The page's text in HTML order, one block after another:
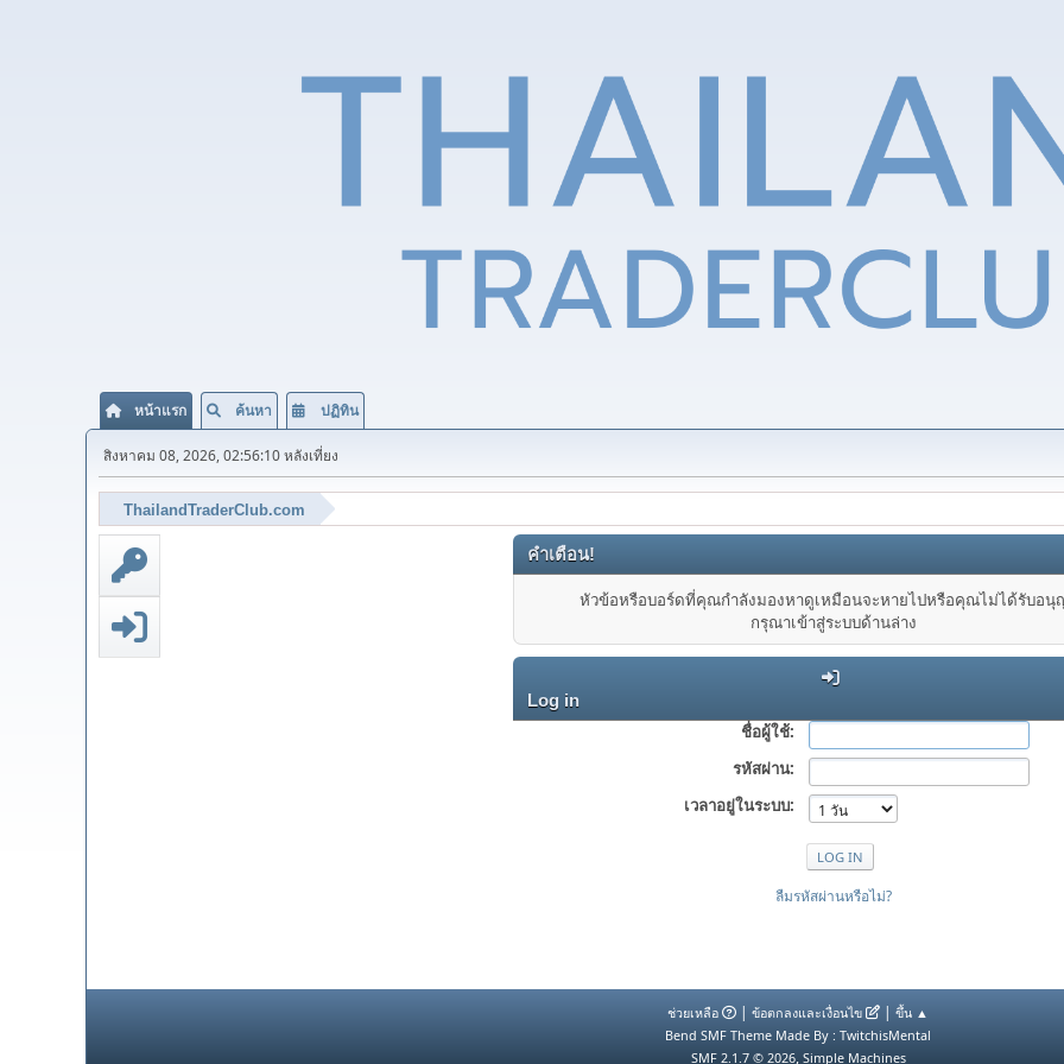
หน้าแรก ค้นหา ปฏิทิน
สิงหาคม 08, 2026, 02:56:10 หลังเที่ยง
ThailandTraderClub.com
คำเตือน!
หัวข้อหรือบอร์ดที่คุณกำลังมองหาดูเหมือนจะหายไปหรือคุณไม่ได้รับอนุ
กรุณาเข้าสู่ระบบด้านล่าง
Log in
ชื่อผู้ใช้:
รหัสผ่าน:
เวลาอยู่ในระบบ:
ลืมรหัสผ่านหรือไม่?
ช่วยเหลือ | ข้อตกลงและเงื่อนไข | ขึ้น ▲
Bend SMF Theme Made By : TwitchisMental
SMF 2.1.7 © 2026, Simple Machines